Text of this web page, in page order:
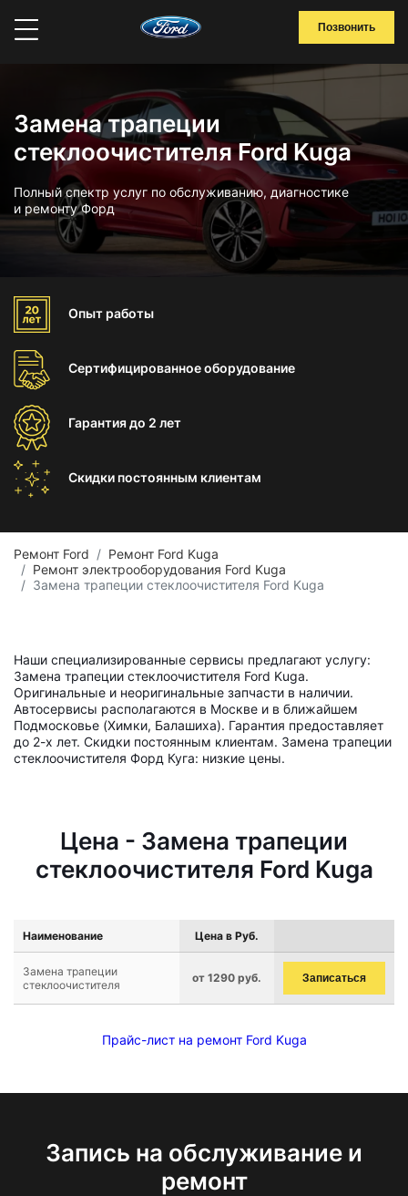
Позвонить
Замена трапеции
стеклоочистителя Ford Kuga
Полный спектр услуг по обслуживанию, диагностике
и ремонту Форд
Опыт работы
Сертифицированноеоборудование
Гарантиядо 2 лет
Скидки постоянным клиентам
Ремонт Ford
Ремонт Ford Kuga
Ремонт электрооборудования Ford Kuga
Замена трапеции стеклоочистителя Ford Kuga
Наши специализированные сервисы предлагают услугу:
Замена трапеции стеклоочистителя Ford Kuga.
Оригинальные и неоригинальные запчасти в наличии.
Автосервисы располагаются в Москве и в ближайшем
Подмосковье (Химки, Балашиха). Гарантия предоставляет
до 2-х лет. Скидки постоянным клиентам. Замена трапеции
стеклоочистителя Форд Куга: низкие цены.
Цена - Замена трапеции
стеклоочистителя Ford Kuga
Наименование Цена в Руб.
Замена трапеции
стеклоочистителя
от 1290 руб. Записаться
Прайс-лист на ремонт Ford Kuga
Запись на обслуживание и
ремонт